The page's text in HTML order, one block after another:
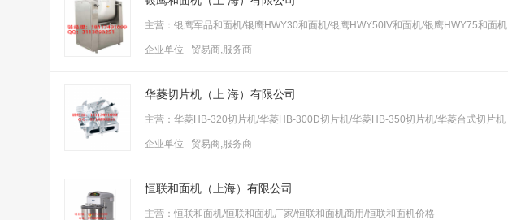
主营：银鹰军品和面机/银鹰HWY30和面机/银鹰HWY50IV和面机/银鹰HWY75和面机
企业单位 贸易商,服务商
华菱切片机（上 海）有限公司
主营：华菱HB-320切片机/华菱HB-300D切片机/华菱HB-350切片机/华菱台式切片机
企业单位 贸易商,服务商
恒联和面机（上海）有限公司
主营：恒联和面机/恒联和面机厂家/恒联和面机商用/恒联和面机价格